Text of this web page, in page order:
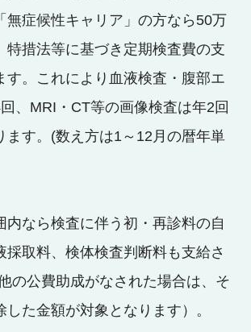
無症候性キャリア」の方なら50万
特措法等に基づき定期検査費の支
す。これにより血液検査・腹部エ
、MRI・CT等の画像検査は年2回
ます。(数え方は1～12月の暦年単
内なら検査に伴う初・再診料の自
採取料、検体検査判断料も支給さ
の公費助成がなされた場合は、そ
た金額が対象となります）。